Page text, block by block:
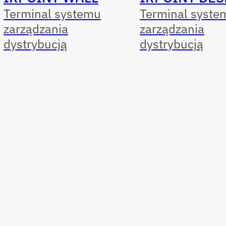
Terminal systemu
zarządzania
dystrybucją
Terminal
zarządzania
dystrybucją